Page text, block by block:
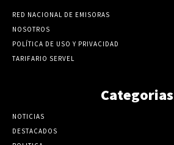
RED NACIONAL DE EMISORAS
NOSOTROS
POLÍTICA DE USO Y PRIVACIDAD
TARIFARIO SERVEL
Categorias
NOTICIAS
DESTACADOS